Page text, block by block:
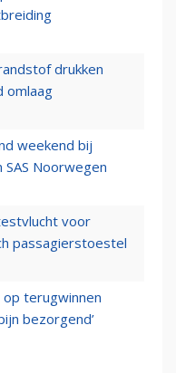
drukken
omlaag
weekend bij
Noorwegen
voor
passagierstoestel
op terugwinnen
bezorgend’